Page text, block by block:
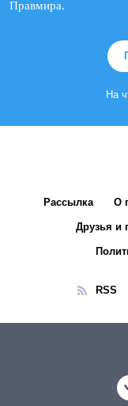
Правмира.
На
Рассылка О
Друзья и
RSS